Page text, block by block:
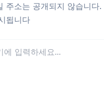
주소는 공개되지 않습니다.
됩니다